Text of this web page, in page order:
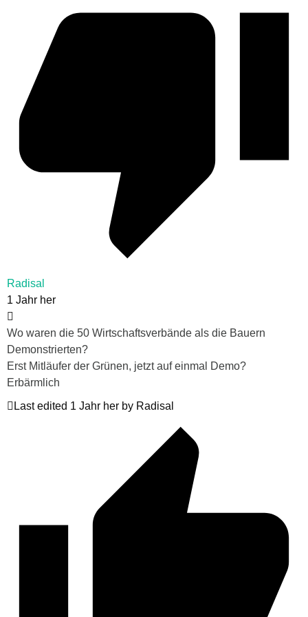
Radisal
1 Jahr her
Wo waren die 50 Wirtschaftsverbände als die Bauern
Demonstrierten?
Erst Mitläufer der Grünen, jetzt auf einmal Demo?
Erbärmlich
Last edited 1 Jahr her by Radisal